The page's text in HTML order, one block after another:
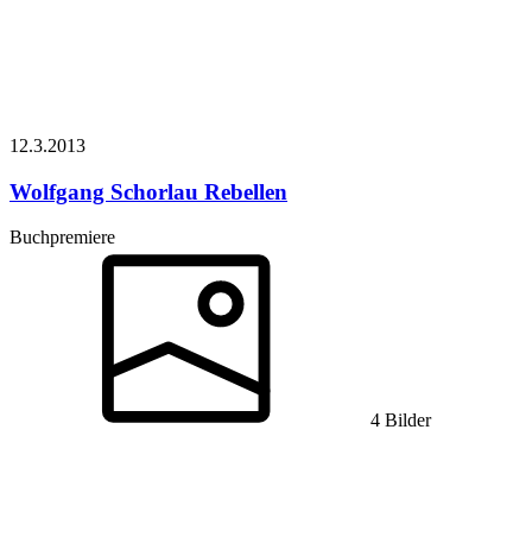
12.3.2013
Wolfgang Schorlau Rebellen
Buchpremiere
4 Bilder